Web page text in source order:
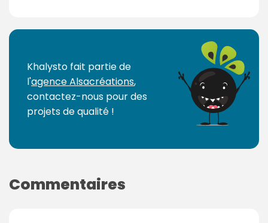
P
Khalysto fait partie de
l'agence Alsacréations,
contactez-nous pour des
projets de qualité !
Commentaires